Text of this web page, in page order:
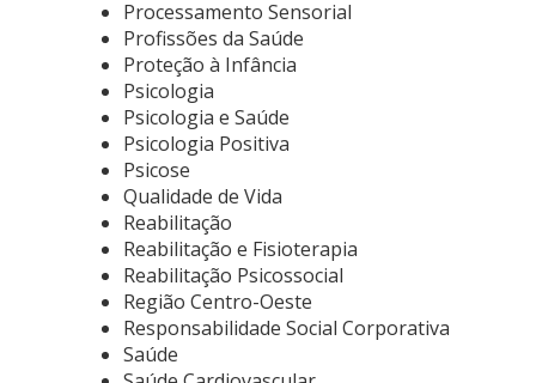
Processamento Sensorial
Profissões da Saúde
Proteção à Infância
Psicologia
Psicologia e Saúde
Psicologia Positiva
Psicose
Qualidade de Vida
Reabilitação
Reabilitação e Fisioterapia
Reabilitação Psicossocial
Região Centro-Oeste
Responsabilidade Social Corporativa
Saúde